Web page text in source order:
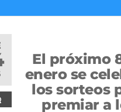
El próximo
enero se
los sorteos
premiar a